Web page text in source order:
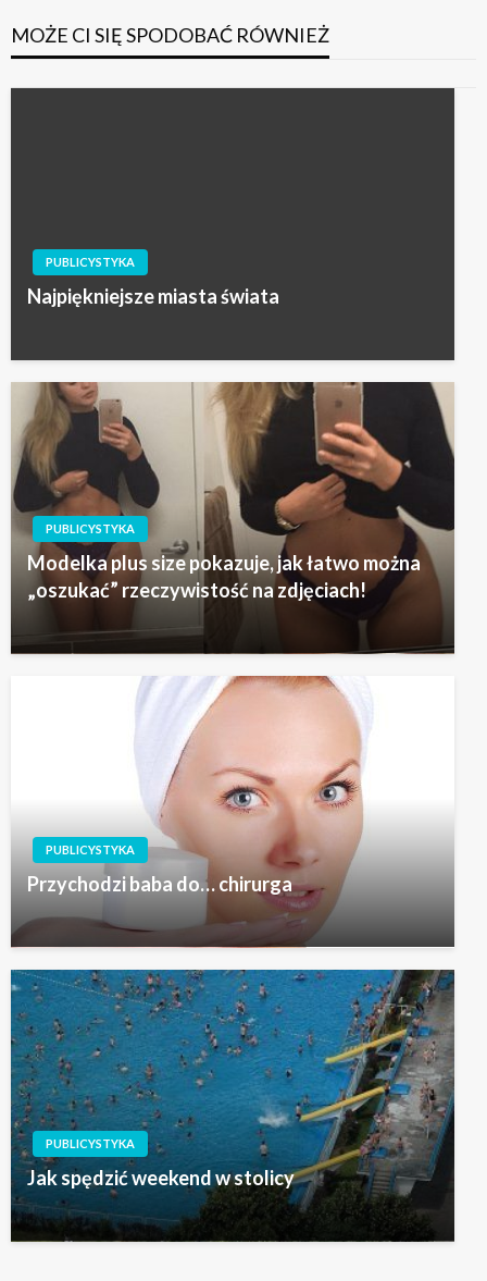
MOŻE CI SIĘ SPODOBAĆ RÓWNIEŻ
PUBLICYSTYKA
Najpiękniejsze miasta świata
PUBLICYSTYKA
Modelka plus size pokazuje, jak łatwo można
„oszukać” rzeczywistość na zdjęciach!
PUBLICYSTYKA
Przychodzi baba do… chirurga
PUBLICYSTYKA
Jak spędzić weekend w stolicy